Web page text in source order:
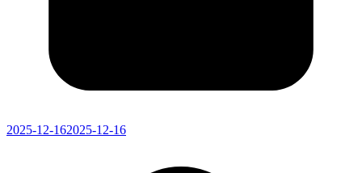
2025-12-162025-12-16